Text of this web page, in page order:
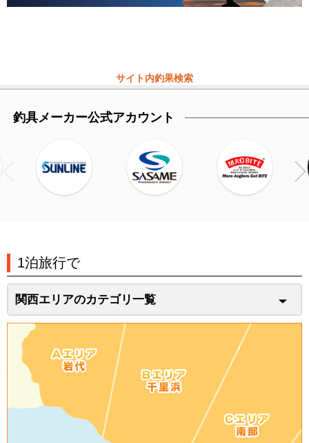
サイト内釣果検索
釣具メーカー公式アカウント
1泊旅行で
関西エリアのカテゴリ一覧